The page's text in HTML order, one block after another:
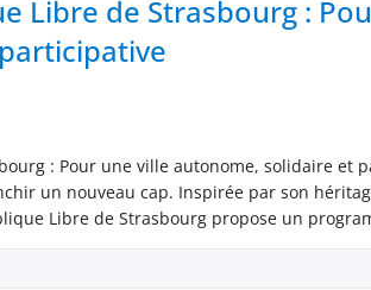
Libre de Strasbourg :
: Pour une ville autonome, solidaire et
un nouveau cap. Inspirée par son
Libre de Strasbourg propose un